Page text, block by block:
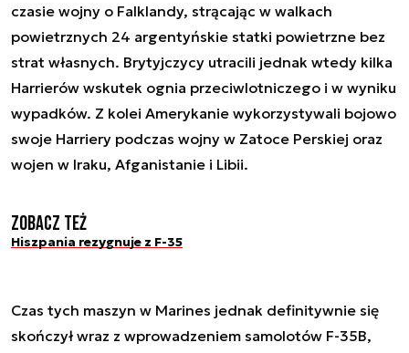
czasie wojny o Falklandy, strącając w walkach
powietrznych 24 argentyńskie statki powietrzne bez
strat własnych. Brytyjczycy utracili jednak wtedy kilka
Harrierów wskutek ognia przeciwlotniczego i w wyniku
wypadków. Z kolei Amerykanie wykorzystywali bojowo
swoje Harriery podczas wojny w Zatoce Perskiej oraz
wojen w Iraku, Afganistanie i Libii.
Zobacz też
Hiszpania rezygnuje z F-35
Czas tych maszyn w Marines jednak definitywnie się
skończył wraz z wprowadzeniem samolotów F-35B,